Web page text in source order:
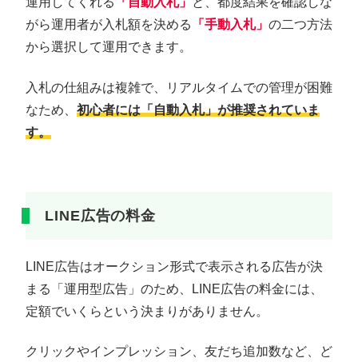
がら運用者が入札額を決める
「手動入札」 の二つ方法
から選択して運用できます。
入札の仕組みは複雑で、リアルタイムでの管理が困難
なため、 初心者には「自動入札」が推奨されていま
す。
LINE広告の料金
LINE広告はオークション形式で表示される広告が決
まる「運用型広告」のため、LINE広告の料金には、
定額でいくらという決まりがありません。
クリックやインプレッション、友だち追加数など、ど